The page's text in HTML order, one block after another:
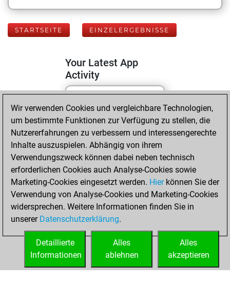
STARTSEITE EINZELERGEBNISSE
Your Latest App
Activity
Freitag, Mai 15,
2026
You totalled 4
tactics positions
Tactics
You
solved 4 tactics
positions
You achieved
tactics positions
Wir verwenden Cookies und vergleichbare Technologien,
um bestimmte Funktionen zur Verfügung zu stellen, die
Nutzererfahrungen zu verbessern und interessengerechte
Inhalte auszuspielen. Abhängig von ihrem
Verwendungszweck können dabei neben technisch
erforderlichen Cookies auch Analyse-Cookies sowie
Marketing-Cookies eingesetzt werden. Hierkönnen Sie der
Verwendung von Analyse-Cookies und Marketing-Cookies
widersprechen. Weitere Informationen finden Sie in
unserer Datenschutzerklärung.
Alles
akzeptieren
Alles
ablehnen
Detaillierte
Informationen